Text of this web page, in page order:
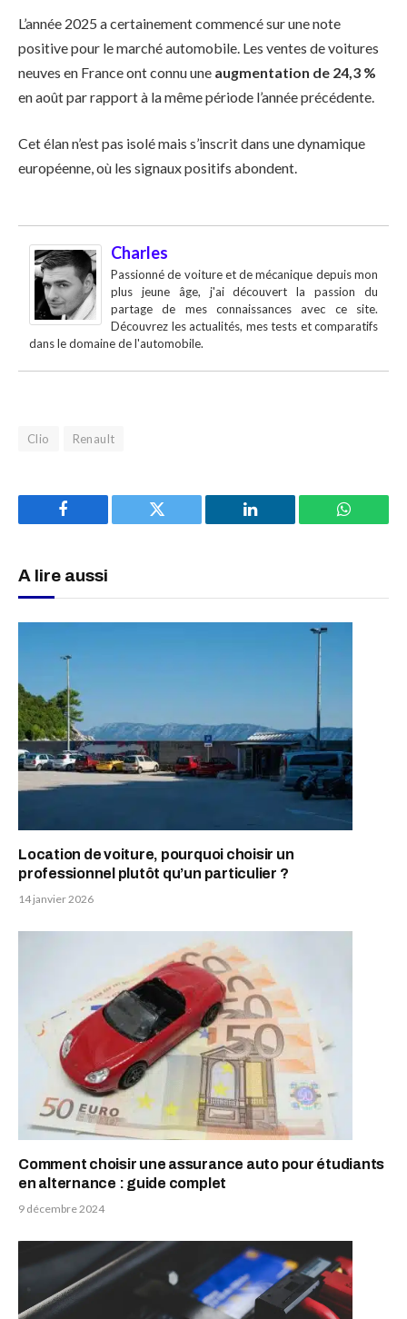
L’année 2025 a certainement commencé sur une note
positive pour le marché automobile. Les ventes de voitures
neuves en France ont connu une augmentation de 24,3 %
en août par rapport à la même période l’année précédente.
Cet élan n’est pas isolé mais s’inscrit dans une dynamique
européenne, où les signaux positifs abondent.
Charles
Passionné de voiture et de mécanique depuis mon
plus jeune âge, j'ai découvert la passion du
partage de mes connaissances avec ce site.
Découvrez les actualités, mes tests et comparatifs
dans le domaine de l'automobile.
Clio Renault
Facebook Twitter LinkedIn
A lire aussi
Location de voiture, pourquoi choisir un
professionnel plutôt qu’un particulier ?
14 janvier 2026
Comment choisir une assurance auto pour étudiants
en alternance : guide complet
9 décembre 2024